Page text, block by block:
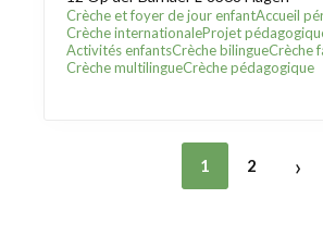
Crèche et foyer de jour enfantAccueil
Crèche internationaleProjet
Activités enfantsCrèche bilingueCrèche
Crèche multilingueCrèche pédagogique
1 2 ›